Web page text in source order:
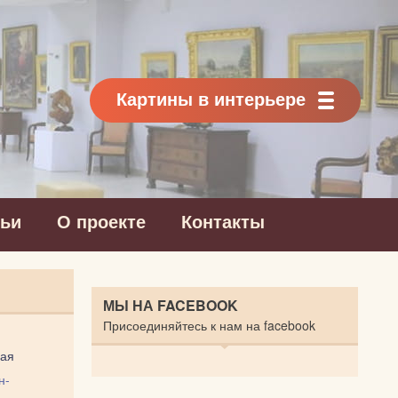
Картины в интерьере
О проекте Контакты
МЫ НА FACEBOOK
Присоединяйтесь к нам на facebook